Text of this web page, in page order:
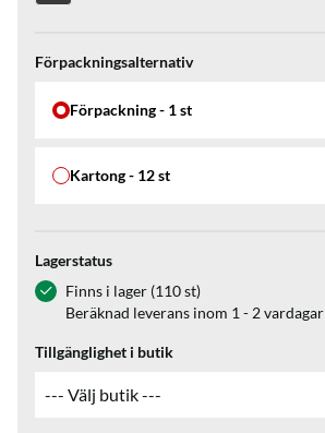
Förpackningsalternativ
Förpackning - 1 st
Kartong - 12 st
Lagerstatus
Finns i lager (110 st)
Beräknad leverans inom 1 - 2 vardagar
Tillgänglighet i butik